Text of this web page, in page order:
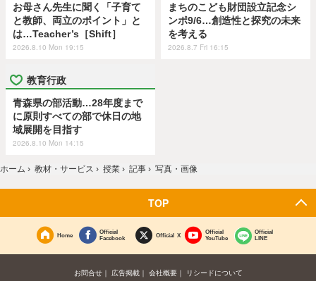
お母さん先生に聞く「子育て
と教師、両立のポイント」と
は…Teacher’s［Shift］
2026.8.10 Mon 19:15
まちのこども財団設立記念シ
ンポ9/6…創造性と探究の未来
を考える
2026.8.7 Fri 16:15
教育行政
青森県の部活動…28年度まで
に原則すべての部で休日の地
域展開を目指す
2026.8.10 Mon 14:15
ホーム › 教材・サービス › 授業 › 記事 › 写真・画像
TOP
Home
Official
Facebook
Official X
Official
YouTube
Official
LINE
お問合せ 広告掲載 会社概要
リシードについて